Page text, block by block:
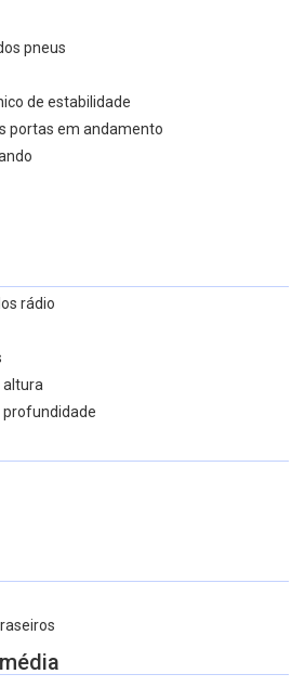
pneus
de estabilidade
portas em andamento
rádio
altura
profundidade